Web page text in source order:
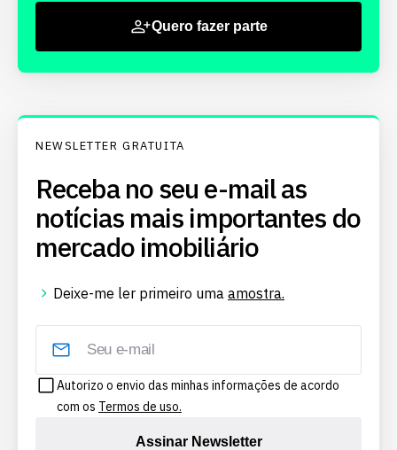
Quero fazer parte
NEWSLETTER GRATUITA
Receba no seu e-mail as
notícias mais importantes do
mercado imobiliário
Deixe-me ler primeiro uma amostra.
Autorizo o envio das minhas informações de acordo
com os Termos de uso.
Assinar Newsletter